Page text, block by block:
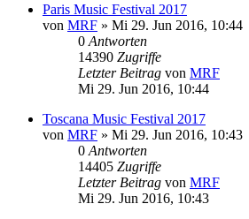
Paris Music Festival 2017
von MRF » Mi 29. Jun 2016, 10:44
0 Antworten
14390 Zugriffe
Letzter Beitrag von MRF
Mi 29. Jun 2016, 10:44
Toscana Music Festival 2017
von MRF » Mi 29. Jun 2016, 10:43
0 Antworten
14405 Zugriffe
Letzter Beitrag von MRF
Mi 29. Jun 2016, 10:43